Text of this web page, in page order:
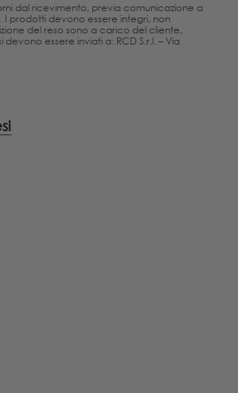
dal ricevimento, previa comunicazione a
I prodotti devono essere integri, non
del reso sono a carico del cliente,
essere inviati a: RCD S.r.l. – Via